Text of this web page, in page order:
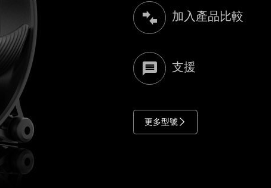
加入產品比較
支援
更多型號